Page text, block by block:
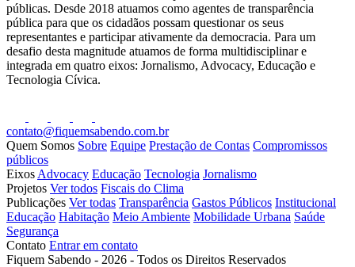
públicas. Desde 2018 atuamos como agentes de transparência
pública para que os cidadãos possam questionar os seus
representantes e participar ativamente da democracia. Para um
desafio desta magnitude atuamos de forma multidisciplinar e
integrada em quatro eixos: Jornalismo, Advocacy, Educação e
Tecnologia Cívica.
contato@fiquemsabendo.com.br
Quem Somos Sobre Equipe Prestação de Contas Compromissos
públicos
Eixos Advocacy Educação Tecnologia Jornalismo
Projetos Ver todos Fiscais do Clima
Publicações Ver todas Transparência Gastos Públicos Institucional
Educação Habitação Meio Ambiente Mobilidade Urbana Saúde
Segurança
Contato Entrar em contato
Fiquem Sabendo - 2026 - Todos os Direitos Reservados